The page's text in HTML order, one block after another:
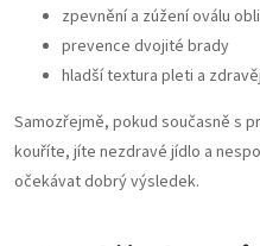
zpevnění a zúžení oválu
prevence dvojité brady
hladší textura pleti a
Samozřejmě, pokud současně s
kouříte, jíte nezdravé jídlo a
očekávat dobrý výsledek.